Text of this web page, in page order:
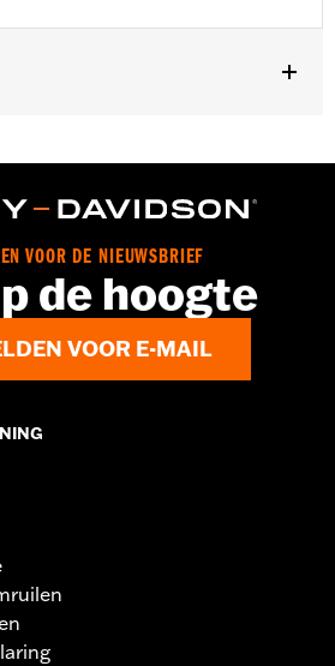
aan voorzijde,Zakken
informatie
VOOR DE NIEUWSBRIEF
de hoogte
VOOR E-MAIL